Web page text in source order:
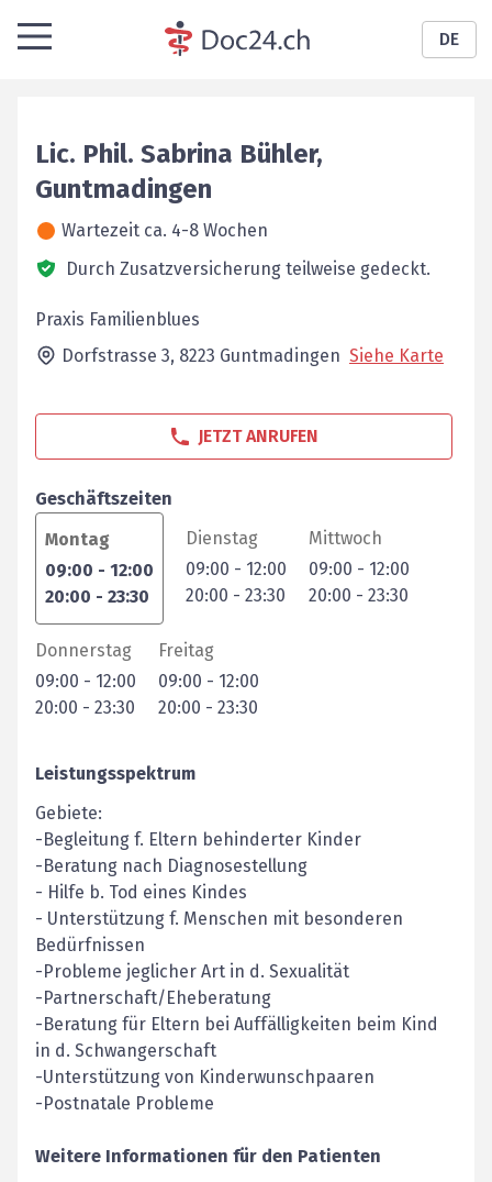
DE
Lic. Phil. Sabrina Bühler,
Guntmadingen
Wartezeit ca. 4-8 Wochen
Durch Zusatzversicherung teilweise gedeckt.
Praxis Familienblues
Dorfstrasse 3, 8223 Guntmadingen Siehe Karte
JETZT ANRUFEN
Geschäftszeiten
Montag
09:00 - 12:00
20:00 - 23:30
Dienstag
09:00 - 12:00
20:00 - 23:30
Mittwoch
09:00 - 12:00
20:00 - 23:30
Donnerstag
09:00 - 12:00
20:00 - 23:30
Freitag
09:00 - 12:00
20:00 - 23:30
Leistungsspektrum
Gebiete:
-Begleitung f. Eltern behinderter Kinder
-Beratung nach Diagnosestellung
- Hilfe b. Tod eines Kindes
- Unterstützung f. Menschen mit besonderen
Bedürfnissen
-Probleme jeglicher Art in d. Sexualität
-Partnerschaft/Eheberatung
-Beratung für Eltern bei Auffälligkeiten beim Kind
in d. Schwangerschaft
-Unterstützung von Kinderwunschpaaren
-Postnatale Probleme
Weitere Informationen für den Patienten